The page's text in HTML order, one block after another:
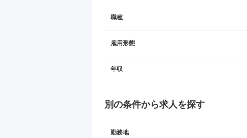
職種
雇用形態
年収
別の条件から求人を探す
勤務地